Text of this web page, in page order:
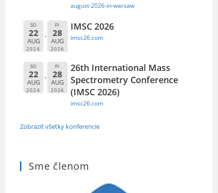
august-2026-in-warsaw
SO
22
AUG
2026
PI
28
AUG
2026
IMSC 2026
imsc26.com
SO
22
AUG
2026
PI
28
AUG
2026
26th International Mass
Spectrometry Conference
(IMSC 2026)
imsc26.com
Zobraziť všetky konferencie
Sme členom